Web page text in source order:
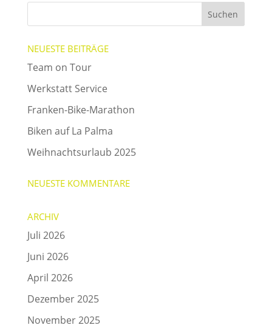
NEUESTE BEITRÄGE
Team on Tour
Werkstatt Service
Franken-Bike-Marathon
Biken auf La Palma
Weihnachtsurlaub 2025
NEUESTE KOMMENTARE
ARCHIV
Juli 2026
Juni 2026
April 2026
Dezember 2025
November 2025